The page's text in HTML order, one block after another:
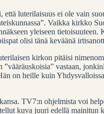
luterilaisuus ei ole vain
Vaikka kirkko
yleiseen
olisi tänä keväänä
kirkon pitäisi
vastaan,
on heille kuin Yhdysvalloissa
TV7:n ohjelmista voi
kuva juuri edellä mainitun